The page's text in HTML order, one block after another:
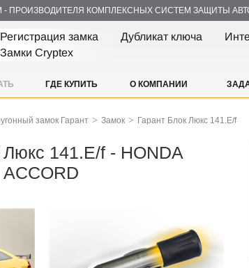
ПРОИЗВОДИТЕЛЯ КОМПЛЕКСНЫХ СИСТЕМ ЗАЩИТЫ
Регистрация замка Дубликат ключа
Замки Cryptex
ГДЕ КУПИТЬ О КОМПАНИИ
замок Гарант > Замок > Гарант Блок Люкс 141.E/f
Люкс 141.E/f - HONDA
ACCORD